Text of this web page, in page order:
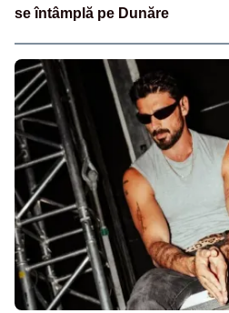
se întâmplă pe Dunăre